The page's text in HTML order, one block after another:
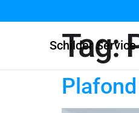
Schilder
Tag: